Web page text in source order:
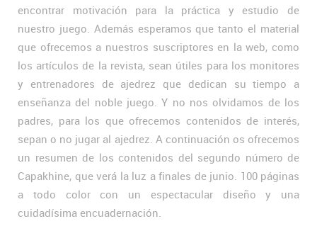
encontrar motivación para la práctica y estudio de
nuestro juego. Además esperamos que tanto el material
que ofrecemos a nuestros suscriptores en la web, como
los artículos de la revista, sean útiles para los monitores
y entrenadores de ajedrez que dedican su tiempo a
enseñanza del noble juego. Y no nos olvidamos de los
padres, para los que ofrecemos contenidos de interés,
sepan o no jugar al ajedrez. A continuación os ofrecemos
un resumen de los contenidos del segundo número de
Capakhine, que verá la luz a finales de junio. 100 páginas
a todo color con un espectacular diseño y una
cuidadísima encuadernación.